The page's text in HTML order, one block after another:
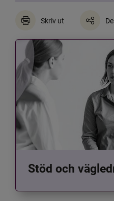
Skriv ut
Stöd och